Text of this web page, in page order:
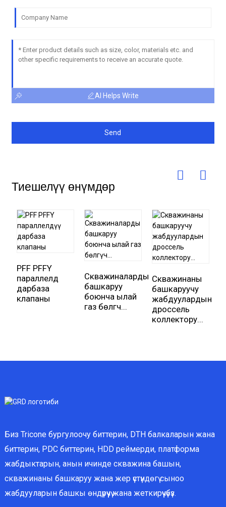
AI Helps Write
Send
Тиешелүү өнүмдөр
PFF PFFY
параллелдүү
дарбаза
клапаны
Скважиналарды
башкаруу
боюнча ылай
газ бөлгүч...
Скважинаны
башкаруучу
жабдуулардын
дроссель
коллектору...
Биз Tricone бургулоочу биттерин, DTH балкаларын жана
биттерин, PDC биттерин, HDD реймерди, платформа
жабдыктарын, анын ичинде скважина башын,
скважинаны башкаруу жана жер үстүндөгү сыноо
жабдууларын башкы өндүрүүчү жана жеткирүүчүбүз.